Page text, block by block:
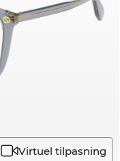
Virtuel tilpasning